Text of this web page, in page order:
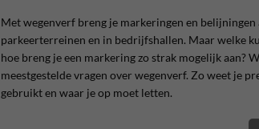
Met wegenverf breng je markeringen en
parkeerterreinen en in bedrijfshallen. Maar welke
hoe breng je een markering zo strak mogelijk aan?
meestgestelde vragen over wegenverf. Zo weet je
gebruikt en waar je op moet letten.